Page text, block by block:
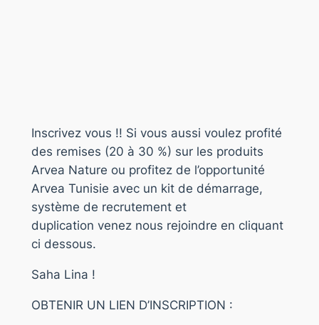
Inscrivez vous !! Si vous aussi voulez profité
des remises (20 à 30 %) sur les produits
Arvea Nature ou profitez de l’opportunité
Arvea Tunisie avec un kit de démarrage,
système de recrutement et
duplication venez nous rejoindre en cliquant
ci dessous.
Saha Lina !
OBTENIR UN LIEN D’INSCRIPTION :